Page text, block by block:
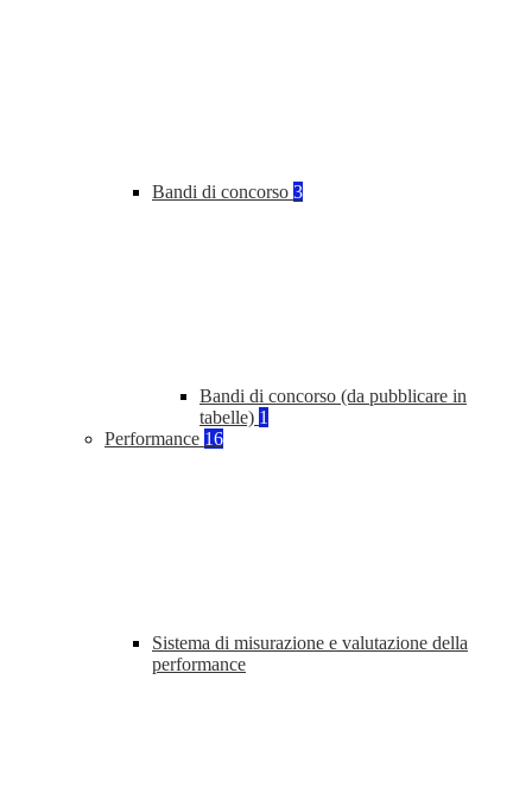
Bandi di concorso 3
Bandi di concorso (da pubblicare in
tabelle) 1
Performance 16
Sistema di misurazione e valutazione della
performance